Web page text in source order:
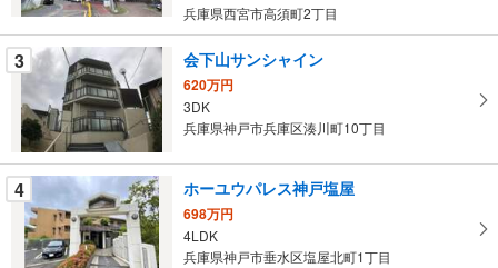
ペ
ー
ジ
に
保
存
す
る
兵庫県西宮市高須町2丁目
3 会下山サンシャイン
620万円
3DK
兵庫県神戸市兵庫区湊川町10丁目
4 ホーユウパレス神戸塩屋
698万円
4LDK
兵庫県神戸市垂水区塩屋北町1丁目